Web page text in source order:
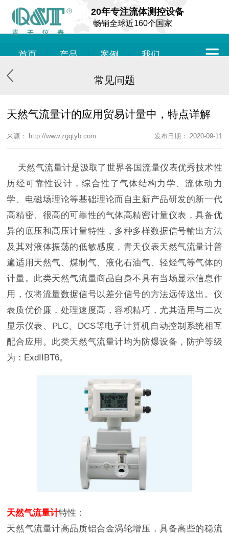
20年专注流体测控设备
畅销全球近160个国家
首页 产品 案例 我们
常见问题
天然气流量计的应用贸易计量中，特点详解
来源： http://www.zgqtyb.com 发布日期： 2020-09-11
天然气流量计是汲取了世界各国流量仪表优秀技术性
历经可靠性设计，综合性了气体结构力学、流体动力
学、电磁场理论等基础理论而自主新产品研发的新一代
高精密、很高的可靠性的气体高精密计量仪表，具备优
异的底压和髙压计量特性，多种多样数据信号輸出方法
及其对液体振荡的低敏感度，青天仪表天然气流量计普
遍适用天然气、煤制气、液化石油气、轻烃气等气体的
计量。此类天然气流量商品自身不具有当场显示信息作
用，仅将流量数据信号以差分信号的方法远传送出。仪
表质优价廉，处理速度高，容积精巧，尤其适用与二次
显示仪表、PLC、DCS等电子计算机自动控制系统相互
配合应用。此类天然气流量计均为防爆设备，防护等级
为：ExdIIBT6。
天然气流量计特性：
天然气流量计高品质铝合金涡轮增压，具备高些的稳流